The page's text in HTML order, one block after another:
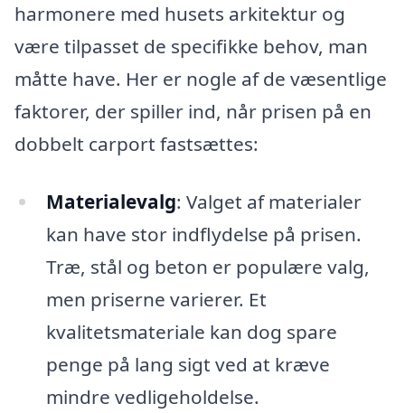
harmonere med husets arkitektur og
være tilpasset de specifikke behov, man
måtte have. Her er nogle af de væsentlige
faktorer, der spiller ind, når prisen på en
dobbelt carport fastsættes:
Materialevalg: Valget af materialer
kan have stor indflydelse på prisen.
Træ, stål og beton er populære valg,
men priserne varierer. Et
kvalitetsmateriale kan dog spare
penge på lang sigt ved at kræve
mindre vedligeholdelse.